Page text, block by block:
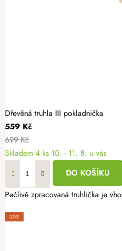
Dřevěná truhla III pokladnička
559 Kč
699 Kč
Skladem 4 ks 10. - 11. 8. u vás
DO KOŠÍKU
Pečlivě zpracovaná truhlička je
-20%